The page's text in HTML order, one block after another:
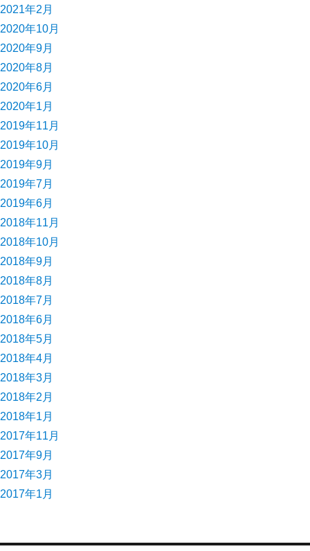
2021年2月
2020年10月
2020年9月
2020年8月
2020年6月
2020年1月
2019年11月
2019年10月
2019年9月
2019年7月
2019年6月
2018年11月
2018年10月
2018年9月
2018年8月
2018年7月
2018年6月
2018年5月
2018年4月
2018年3月
2018年2月
2018年1月
2017年11月
2017年9月
2017年3月
2017年1月